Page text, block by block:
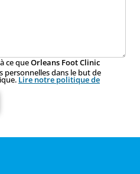
ce queOrleans Foot Clinic
personnelles dans le but de
Lire notre politique de